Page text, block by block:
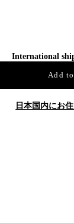
International
Add
日本国内にお